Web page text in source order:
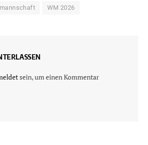
WM 2026
sein, um einen Kommentar